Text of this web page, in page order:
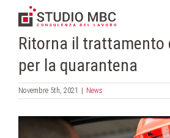
contenutoRitorna il trattamento
per la quarantena
Novembre 5th, 2021 News
Ingrandisci